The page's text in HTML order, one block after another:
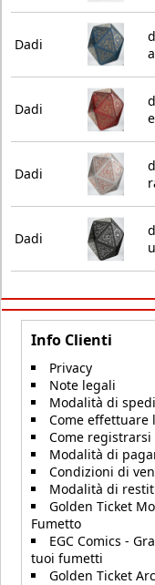
Dadi
Dadi
Dadi
Dadi
Info Clienti
Privacy
Note legali
Modalità di
Come effettuare
Come registrarsi
Modalità di
Condizioni di
Modalità di
Golden Ticket
Fumetto
EGC Comics -
tuoi fumetti
Golden Ticket